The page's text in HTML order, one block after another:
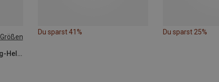
Größen
Black Diamond | Klettersteig-Helme
Du sparst 41% Du sparst 25%